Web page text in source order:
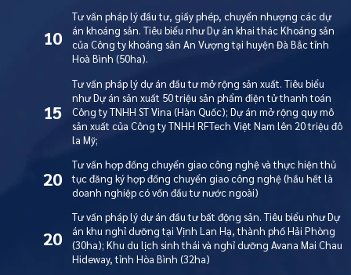
10
Tư vấn pháp lý đầu tư, giấy phép, chuyển nhượng các dự
án khoáng sản. Tiêu biểu như Dự án khai thác Khoáng sản
của Công ty khoáng sản An Vượng tại huyện Đà Bắc tỉnh
Hoà Bình (50ha).
15
Tư vấn pháp lý dự án đầu tư mở rộng sản xuất. Tiêu biểu
như Dự án sản xuất 50 triệu sản phẩm điện tử thanh toán
Công ty TNHH ST Vina (Hàn Quốc); Dự án mở rộng quy mô
sản xuất của Công ty TNHH RFTech Việt Nam lên 20 triệu đô
la Mỹ;
20
Tư vấn hợp đồng chuyển giao công nghệ và thực hiện thủ
tục đăng ký hợp đồng chuyển giao công nghệ (hầu hết là
doanh nghiệp có vốn đầu tư nước ngoài)
20
Tư vấn pháp lý dự án đầu tư bất động sản. Tiêu biểu như Dự
án khu nghỉ dưỡng tại Vịnh Lan Hạ, thành phố Hải Phòng
(30ha); Khu du lịch sinh thái và nghỉ dưỡng Avana Mai Chau
Hideway, tỉnh Hòa Bình (32ha)